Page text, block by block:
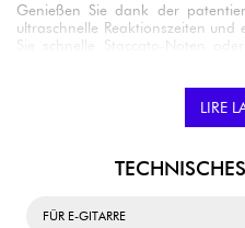
Genießen Sie dank der
ultraschnelle Reaktionszeiten und
Sie schnelle Staccato-Noten
Egal, ob Sie eine einfache oder
und Ausgänge problemlos in Ihr
LIRE
FÜR E-GITARRE